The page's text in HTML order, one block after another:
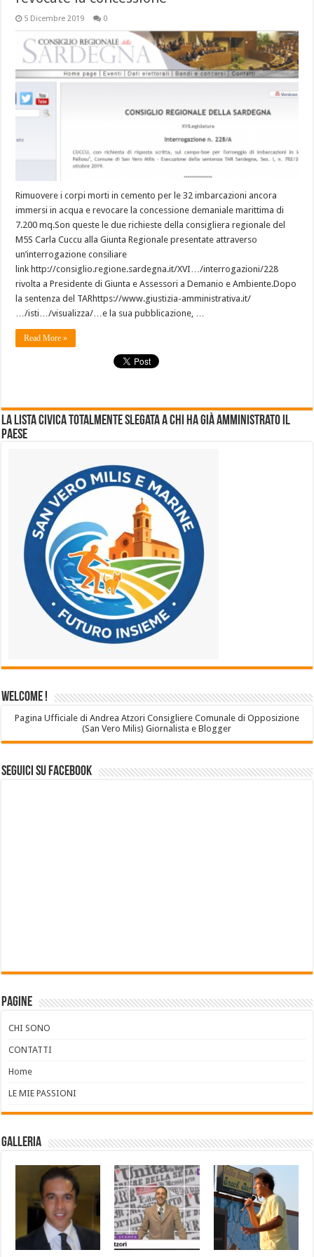
5 Dicembre 2019 0
Rimuovere i corpi morti in cemento per le 32 imbarcazioni ancora
immersi in acqua e revocare la concessione demaniale marittima di
7.200 mq.Son queste le due richieste della consigliera regionale del
M5S Carla Cuccu alla Giunta Regionale presentate attraverso
un’interrogazione consiliare
link http://consiglio.regione.sardegna.it/XVI…/interrogazioni/228
rivolta a Presidente di Giunta e Assessori a Demanio e Ambiente.Dopo
la sentenza del TARhttps://www.giustizia-amministrativa.it/
…/isti…/visualizza/…e la sua pubblicazione, …
Read More »
La lista civica totalmente slegata a chi ha già amministrato il
Paese
Welcome !
Pagina Ufficiale di Andrea Atzori Consigliere Comunale di Opposizione
(San Vero Milis) Giornalista e Blogger
Seguici su Facebook
Pagine
CHI SONO
CONTATTI
Home
LE MIE PASSIONI
Galleria